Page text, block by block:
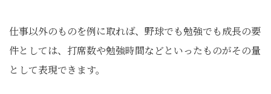
仕事以外のものを例に取れば、野球でも勉強でも成長の要
件としては、打席数や勉強時間などといったものがその量
として表現できます。